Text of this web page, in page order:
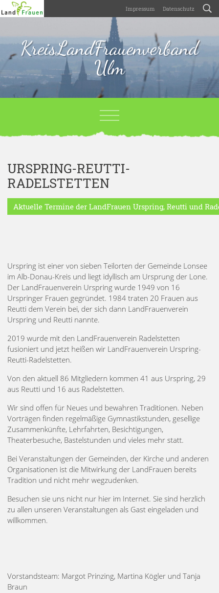
Impressum Datenschutz
KreisLandFrauenverband
Ulm
URSPRING-REUTTI-
RADELSTETTEN
Aktuelle Termine der LandFrauen Urspring, Reutti und
Urspring ist einer von sieben Teilorten der Gemeinde Lonsee
im Alb-Donau-Kreis und liegt idyllisch am Ursprung der Lone.
Der LandFrauenverein Urspring wurde 1949 von 16
Urspringer Frauen gegründet. 1984 traten 20 Frauen aus
Reutti dem Verein bei, der sich dann LandFrauenverein
Urspring und Reutti nannte.
2019 wurde mit den LandFrauenverein Radelstetten
fusioniert und jetzt heißen wir LandFrauenverein Urspring-
Reutti-Radelstetten.
Von den aktuell 86 Mitgliedern kommen 41 aus Urspring, 29
aus Reutti und 16 aus Radelstetten.
Wir sind offen für Neues und bewahren Traditionen. Neben
Vorträgen finden regelmäßige Gymnastikstunden, gesellige
Zusammenkünfte, Lehrfahrten, Besichtigungen,
Theaterbesuche, Bastelstunden und vieles mehr statt.
Bei Veranstaltungen der Gemeinden, der Kirche und anderen
Organisationen ist die Mitwirkung der LandFrauen bereits
Tradition und nicht mehr wegzudenken.
Besuchen sie uns nicht nur hier im Internet. Sie sind herzlich
zu allen unseren Veranstaltungen als Gast eingeladen und
willkommen.
Vorstandsteam: Margot Prinzing, Martina Kögler und Tanja
Braun